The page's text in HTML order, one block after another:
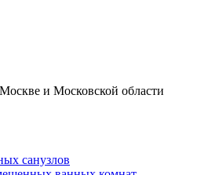
и Московской области
санузлов